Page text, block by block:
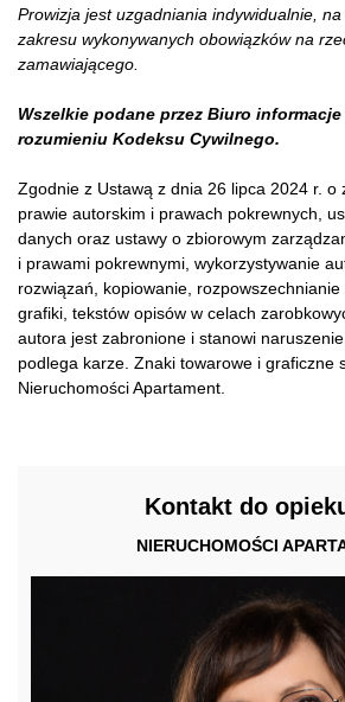
Prowizja jest uzgadniania indywidualnie,
zakresu wykonywanych obowiązków na
zamawiającego.
Wszelkie podane przez Biuro
rozumieniu Kodeksu Cywilnego.
Zgodnie z Ustawą z dnia 26 lipca 2024 r. o
prawie autorskim i prawach pokrewnych,
danych oraz ustawy o zbiorowym
i prawami pokrewnymi, wykorzystywanie
rozwiązań, kopiowanie,
grafiki, tekstów opisów w celach
autora jest zabronione i stanowi
podlega karze. Znaki towarowe i graficzne
Nieruchomości Apartament.
Kontakt do
NIERUCHOMOŚCI